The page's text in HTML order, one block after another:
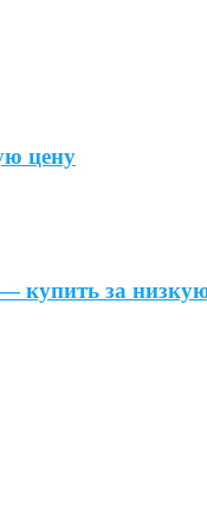
цену
купить за